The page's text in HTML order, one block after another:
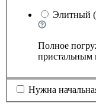
Элитный
Полное
пристальным
Нужна